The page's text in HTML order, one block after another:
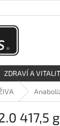
ZDRAVÍ A
417,5 g